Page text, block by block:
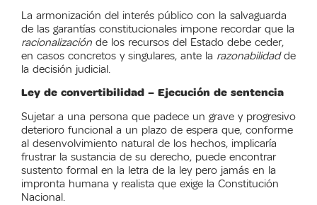
La armonización del interés público con la salvaguarda
de las garantías constitucionales impone recordar que la
racionalización de los recursos del Estado debe ceder,
en casos concretos y singulares, ante la razonabilidadde
la decisión judicial.
Ley de convertibilidad – Ejecución de sentencia
Sujetar a una persona que padece un grave y progresivo
deterioro funcional a un plazo de espera que, conforme
al desenvolvimiento natural de los hechos, implicaría
frustrar la sustancia de su derecho, puede encontrar
sustento formal en la letra de la ley pero jamás en la
impronta humana y realista que exige la Constitución
Nacional.